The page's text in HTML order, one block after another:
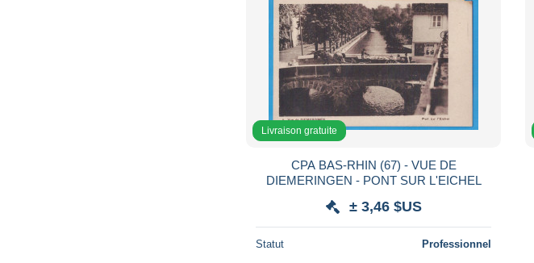
Livraison gratuite
CPA BAS-RHIN (67) - VUE DE
DIEMERINGEN - PONT SUR L'EICHEL
± 3,46 $US
Statut Professionnel